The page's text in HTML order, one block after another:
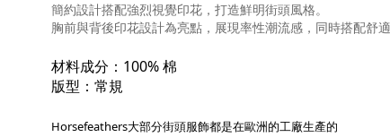
簡約設計搭配強烈視覺印花，打造鮮明街頭風格。
胸前與背後印花設計為亮點，展現率性潮流感，同時搭配舒
材料成分：100% 棉
版型：常規
Horsefeathers大部分街頭服飾都是在歐洲的工廠生產的